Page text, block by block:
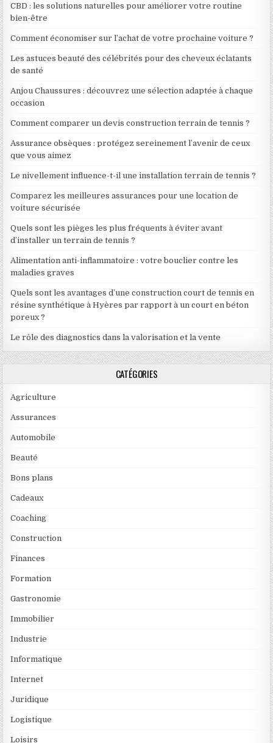
CBD : les solutions naturelles pour améliorer votre routine
bien-être
Comment économiser sur l’achat de votre prochaine voiture ?
Les astuces beauté des célébrités pour des cheveux éclatants
de santé
Anjou Chaussures : découvrez une sélection adaptée à chaque
occasion
Comment comparer un devis construction terrain de tennis ?
Assurance obsèques : protégez sereinement l’avenir de ceux
que vous aimez
Le nivellement influence-t-il une installation terrain de tennis ?
Comparez les meilleures assurances pour une location de
voiture sécurisée
Quels sont les pièges les plus fréquents à éviter avant
d’installer un terrain de tennis ?
Alimentation anti-inflammatoire : votre bouclier contre les
maladies graves
Quels sont les avantages d’une construction court de tennis en
résine synthétique à Hyères par rapport à un court en béton
poreux ?
Le rôle des diagnostics dans la valorisation et la vente
CATÉGORIES
Agriculture
Assurances
Automobile
Beauté
Bons plans
Cadeaux
Coaching
Construction
Finances
Formation
Gastronomie
Immobilier
Industrie
Informatique
Internet
Juridique
Logistique
Loisirs